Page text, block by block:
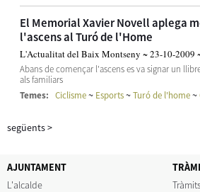
El Memorial Xavier Novell aplega
l'ascens al Turó de l'Home
L'Actualitat del Baix Montseny ~ 23-10-2009
Abans de començar l'ascens es va signar un
als familiars
Temes: Ciclisme~ Esports~Turó de l'home~
següents>
AJUNTAMENT
L'alcalde